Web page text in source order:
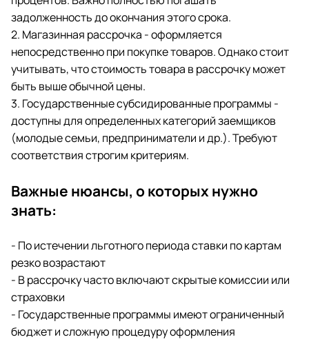
задолженность до окончания этого срока.
2. Магазинная рассрочка - оформляется
непосредственно при покупке товаров. Однако стоит
учитывать, что стоимость товара в рассрочку может
быть выше обычной цены.
3. Государственные субсидированные программы -
доступны для определенных категорий заемщиков
(молодые семьи, предприниматели и др.). Требуют
соответствия строгим критериям.
Важные нюансы, о которых нужно
знать:
- По истечении льготного периода ставки по картам
резко возрастают
- В рассрочку часто включают скрытые комиссии или
страховки
- Государственные программы имеют ограниченный
бюджет и сложную процедуру оформления